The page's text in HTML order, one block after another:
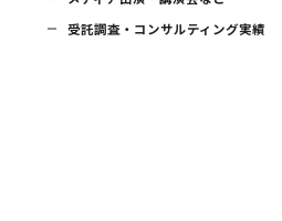
受託調査・コンサルティング実績